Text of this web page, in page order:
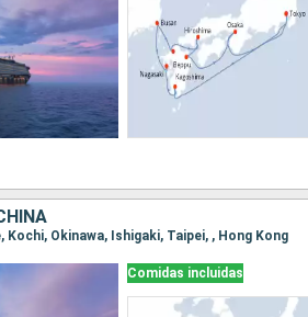
Kochi, Okinawa, Ishigaki, Taipei, , Hong Kong
Comidas incluidas